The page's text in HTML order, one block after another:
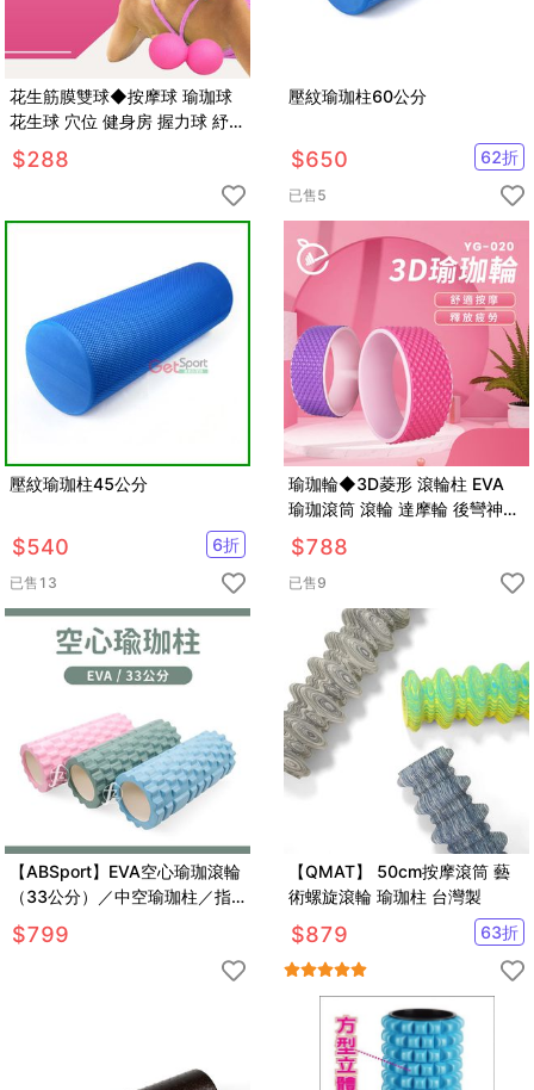
花生筋膜雙球◆按摩球 瑜珈球
花生球 穴位 健身房 握力球 紓壓
按摩 筋膜 皮拉提斯 復健 滾輪
$288
壓紋瑜珈柱60公分
$650 62折
已售5
壓紋瑜珈柱45公分
$540 6折
已售 13
瑜珈輪◆3D菱形 滾輪柱 EVA
瑜珈滾筒 滾輪 達摩輪 後彎神器
普拉提斯 平衡按摩 筋膜
$788
已售9
【ABSport】EVA空心瑜珈滾輪
（33公分）／中空瑜珈柱／指
壓瑜珈棒／按摩滾輪／狼牙棒滾
筒
$799
【QMAT】 50cm按摩滾筒 藝
術螺旋滾輪 瑜珈柱 台灣製
$879 63折